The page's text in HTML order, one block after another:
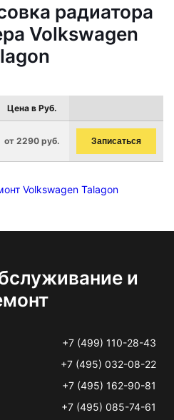
радиатора
Volkswagen
Цена в Руб.
от 2290 руб. Записаться
Volkswagen Talagon
и
+7 (499) 110-28-43
+7 (495) 032-08-22
+7 (495) 162-90-81
+7 (495) 085-74-61